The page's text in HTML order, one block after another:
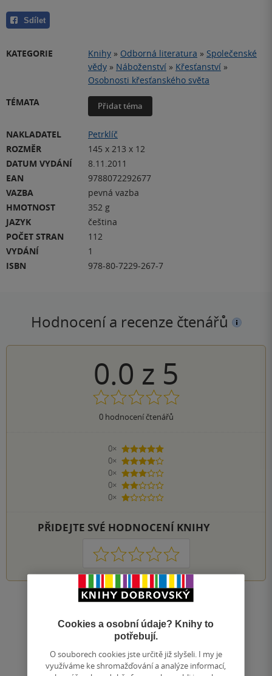
Sdílet
KATEGORIE Knihy » Odborná literatura » Společenské
vědy » Náboženství » Křesťanství »
Osobnosti křesťanského světa
TÉMATA
Přidat téma
NAKLADATEL
Petrklíč
ROZMĚR
145 x 213 x 12
DATUM VYDÁNÍ
8.11.2011
EAN
9788072292677
VAZBA
pevná vazba
HMOTNOST
352 g
JAZYK
čeština
POČET STRAN
112
VYDÁNÍ
1
ISBN
978-80-7229-267-7
Hodnocení a recenze čtenářů
0.0 z 5
0hodnocení čtenářů
0×
5 hvězdiček
0×
4 hvězdičky
0×
3 hvězdičky
0×
2 hvězdičky
0×
1 hvezdička
PŘIDEJTE SVÉ HODNOCENÍ KNIHY
1 2 3 4 5
Zobrazit všechna hodnocení
Přidat hodnocení
Cookies a osobní údaje? Knihy to
potřebují.
O souborech cookies jste určitě již slyšeli. I my je
využíváme ke shromažďování a analýze informací,